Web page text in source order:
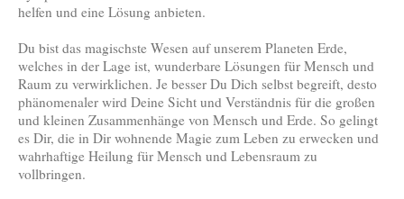
helfen und eine Lösung anbieten.
Du bist das magischste Wesen auf unserem Planeten Erde,
welches in der Lage ist, wunderbare Lösungen für Mensch und
Raum zu verwirklichen. Je besser Du Dich selbst begreift, desto
phänomenaler wird Deine Sicht und Verständnis für die großen
und kleinen Zusammenhänge von Mensch und Erde. So gelingt
es Dir, die in Dir wohnende Magie zum Leben zu erwecken und
wahrhaftige Heilung für Mensch und Lebensraum zu
vollbringen.